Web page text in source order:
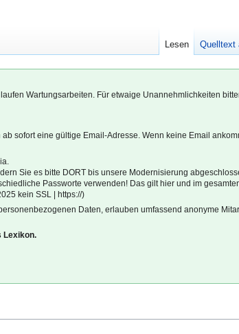
Wartungsarbeiten. Für etwaige Unannehmlichkeiten
sofort eine gültige Email-Adresse. Wenn keine Email
Sie es bitte DORT bis unsere Modernisierung
Passworte verwenden! Das gilt hier und im
kein SSL | https://)
Daten, erlauben umfassend anonyme
Lexikon.
Lesen Quelltext